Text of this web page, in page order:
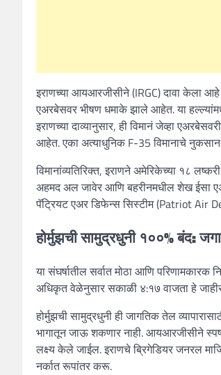
इराणच्या आयआरजीसीने (IRGC) दावा केला
एअरबेसवर भीषण धमाके झाले आहेत. या
इराणच्या दाव्यानुसार, ही विमानं जेव्हा
आहेत. एका अत्याधुनिक F-35 विमानाचे नुकसान
विमानांव्यतिरिक्त, इराणने अमेरिकेच्या १८
अहमद अल जावेर आणि बहरीनमधील शेख ईसा
पॅट्रियट एअर डिफेन्स सिस्टीम (Patriot Air
होर्मुझची सामुद्रधुनी १००% बंद:
या संघर्षातील सर्वात मोठा आणि
अधिकृत वेळेनुसार सकाळी ४:१७ वाजता हे
होर्मुझची सामुद्रधुनी ही जागतिक तेल
भागातून जाऊ शकणार नाही. आयआरजीसीने
लक्ष्य केले जाईल. इराणचे ब्रिगेडियर जनरल
नर्कात रूपांतर करू.